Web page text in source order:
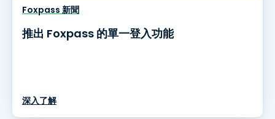
Foxpass 新聞
推出 Foxpass 的單一登入功能
深入了解